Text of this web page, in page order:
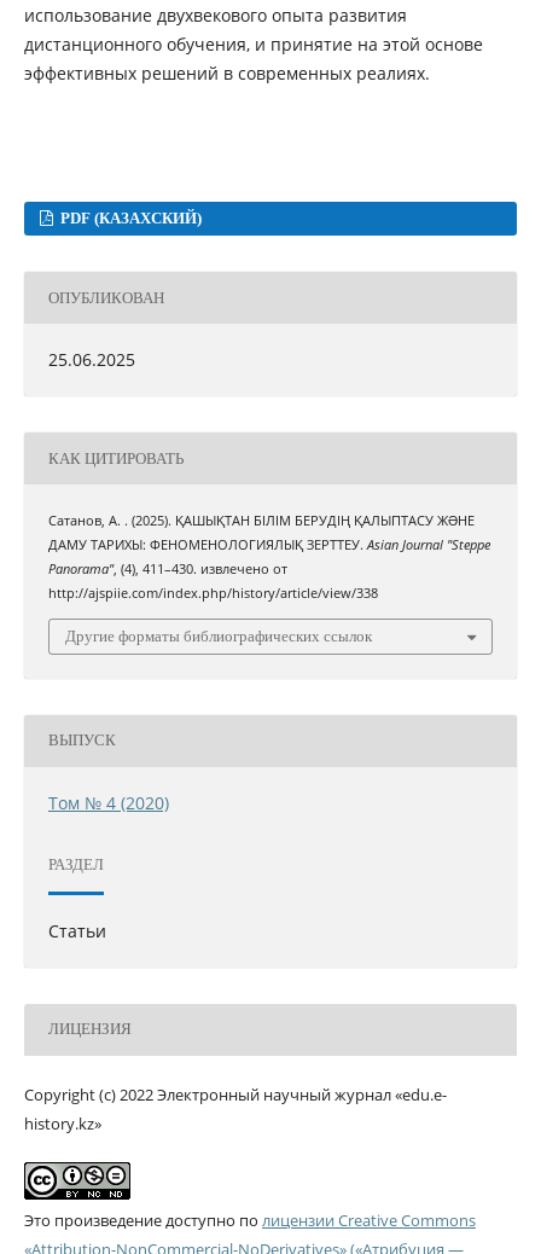
использование двухвекового опыта развития
дистанционного обучения, и принятие на этой основе
эффективных решений в современных реалиях.
PDF (КАЗАХСКИЙ)
ОПУБЛИКОВАН
25.06.2025
КАК ЦИТИРОВАТЬ
Сатанов, А. . (2025). ҚАШЫҚТАН БІЛІМ БЕРУДІҢ ҚАЛЫПТАСУ ЖƏНЕ
ДАМУ ТАРИХЫ: ФЕНОМЕНОЛОГИЯЛЫҚ ЗЕРТТЕУ.Asian Journal "Steppe
Panorama", (4), 411–430. извлечено от
http://ajspiie.com/index.php/history/article/view/338
Другие форматы библиографических ссылок
ВЫПУСК
Том № 4 (2020)
РАЗДЕЛ
Статьи
ЛИЦЕНЗИЯ
Copyright (c) 2022 Электронный научный журнал «edu.e-
history.kz»
Это произведение доступно по лицензии Creative Commons
«Attribution-NonCommercial-NoDerivatives» («Атрибуция —